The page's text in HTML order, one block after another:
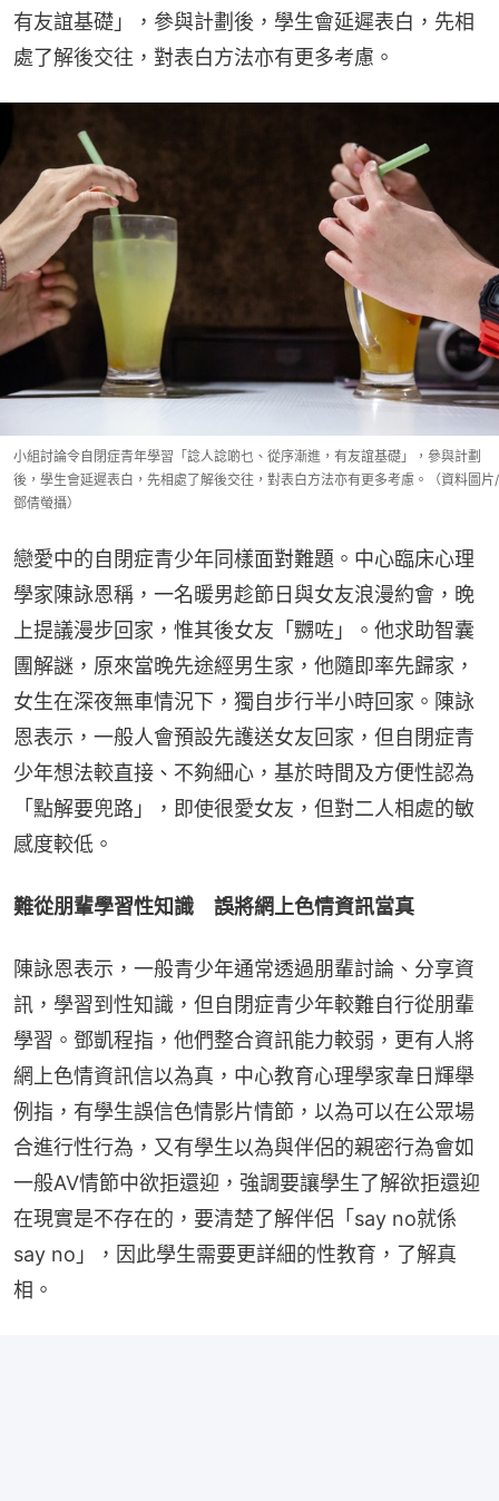
有友誼基礎」，參與計劃後，學生會延遲表白，先相
處了解後交往，對表白方法亦有更多考慮。
小組討論令自閉症青年學習「諗人諗啲乜、從序漸進，有友誼基礎」，參與計劃
後，學生會延遲表白，先相處了解後交往，對表白方法亦有更多考慮。（資料圖片/
鄧倩螢攝）
戀愛中的自閉症青少年同樣面對難題。中心臨床心理
學家陳詠恩稱，一名暖男趁節日與女友浪漫約會，晚
上提議漫步回家，惟其後女友「嬲咗」。他求助智囊
團解謎，原來當晚先途經男生家，他隨即率先歸家，
女生在深夜無車情況下，獨自步行半小時回家。陳詠
恩表示，一般人會預設先護送女友回家，但自閉症青
少年想法較直接、不夠細心，基於時間及方便性認為
「點解要兜路」，即使很愛女友，但對二人相處的敏
感度較低。
難從朋輩學習性知識　誤將網上色情資訊當真
陳詠恩表示，一般青少年通常透過朋輩討論、分享資
訊，學習到性知識，但自閉症青少年較難自行從朋輩
學習。鄧凱程指，他們整合資訊能力較弱，更有人將
網上色情資訊信以為真，中心教育心理學家韋日輝舉
例指，有學生誤信色情影片情節，以為可以在公眾場
合進行性行為，又有學生以為與伴侶的親密行為會如
一般AV情節中欲拒還迎，強調要讓學生了解欲拒還迎
在現實是不存在的，要清楚了解伴侶「say no就係
say no」，因此學生需要更詳細的性教育，了解真
相。